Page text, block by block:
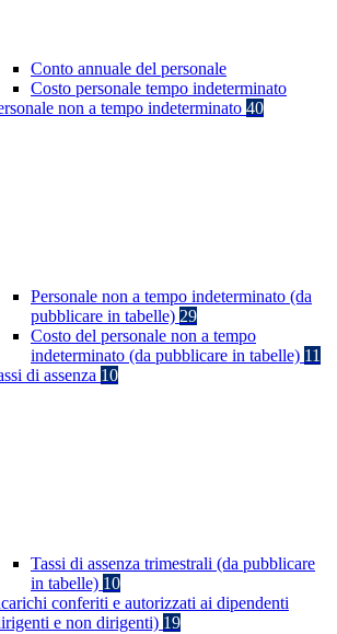
Conto annuale del personale
Costo personale tempo indeterminato
non a tempo indeterminato 40
Personale non a tempo indeterminato (da
pubblicare in tabelle) 29
Costo del personale non a tempo
indeterminato (da pubblicare in tabelle) 11
di assenza 10
Tassi di assenza trimestrali (da pubblicare
in tabelle) 10
conferiti e autorizzati ai dipendenti
e non dirigenti) 19